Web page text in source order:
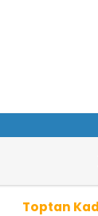
Toptan